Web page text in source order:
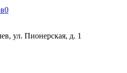
0
ул. Пионерская, д. 1